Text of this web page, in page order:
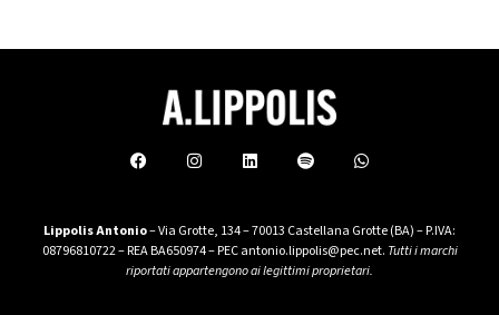
Lippolis Antonio– Via Grotte, 134 – 70013 Castellana Grotte (BA) – P.IVA:
08796810722 – REA BA650974 – PEC antonio.lippolis@pec.net. Tutti i marchi
riportati appartengono ai legittimi proprietari.